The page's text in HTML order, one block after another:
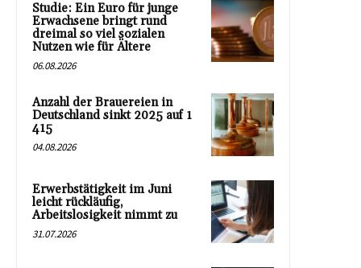
Studie: Ein Euro für junge
Erwachsene bringt rund
dreimal so viel sozialen
Nutzen wie für Ältere
06.08.2026
Anzahl der Brauereien in
Deutschland sinkt 2025 auf 1
415
04.08.2026
Erwerbstätigkeit im Juni
leicht rückläufig,
Arbeitslosigkeit nimmt zu
31.07.2026